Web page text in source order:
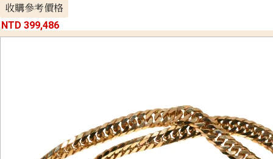
收購參考價格
NTD 399,486